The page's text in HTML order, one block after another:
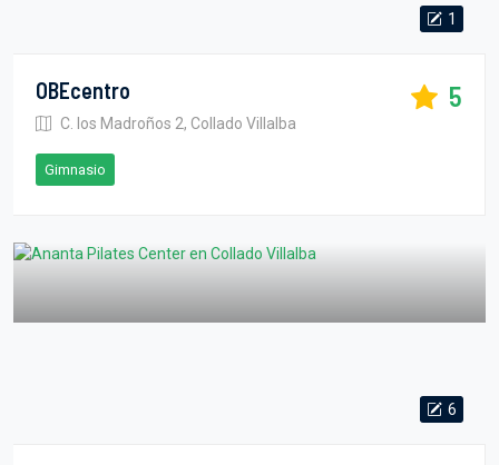
1
OBEcentro
C. los Madroños 2, Collado Villalba
5
Gimnasio
6